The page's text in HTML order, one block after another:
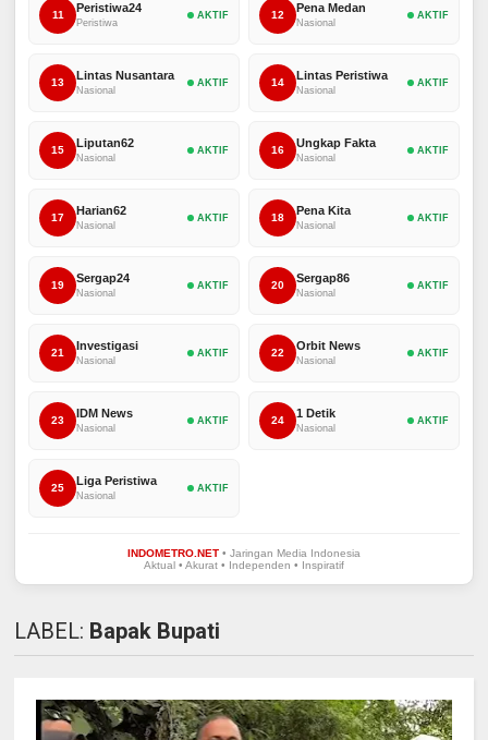
11
Peristiwa24
Peristiwa
AKTIF 12
Pena Medan
Nasional
AKTIF
13
Lintas Nusantara
Nasional
AKTIF 14
Lintas Peristiwa
Nasional
AKTIF
15
Liputan62
Nasional
AKTIF 16
Ungkap Fakta
Nasional
AKTIF
17
Harian62
Nasional
AKTIF 18
Pena Kita
Nasional
AKTIF
19
Sergap24
Nasional
AKTIF 20
Sergap86
Nasional
AKTIF
21
Investigasi
Nasional
AKTIF 22
Orbit News
Nasional
AKTIF
23
IDM News
Nasional
AKTIF 24
1 Detik
Nasional
AKTIF
25
Liga Peristiwa
Nasional
AKTIF
INDOMETRO.NET• Jaringan Media Indonesia
Aktual • Akurat • Independen • Inspiratif
LABEL: Bapak Bupati